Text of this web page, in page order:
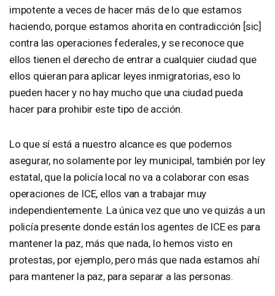
impotente a veces de hacer más de lo que estamos
haciendo, porque estamos ahorita en contradicción [sic]
contra las operaciones federales, y se reconoce que
ellos tienen el derecho de entrar a cualquier ciudad que
ellos quieran para aplicar leyes inmigratorias, eso lo
pueden hacer y no hay mucho que una ciudad pueda
hacer para prohibir este tipo de acción.
Lo que sí está a nuestro alcance es que podemos
asegurar, no solamente por ley municipal, también por ley
estatal, que la policía local no va a colaborar con esas
operaciones de ICE, ellos van a trabajar muy
independientemente. La única vez que uno ve quizás a un
policía presente donde están los agentes de ICEes para
mantener la paz, más que nada, lo hemos visto en
protestas, por ejemplo, pero más que nada estamos ahí
para mantener la paz, para separar a las personas.